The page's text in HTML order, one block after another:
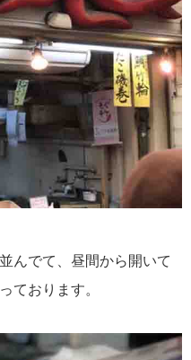
んでて、昼間から開いて
ております。